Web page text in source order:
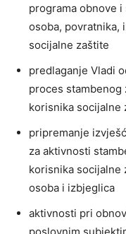
programa obnove
osoba, povratnika,
socijalne zaštite
predlaganje Vladi
proces
korisnika socijalne
pripremanje
za aktivnosti
korisnika socijalne
osoba i izbjeglica
aktivnosti pri